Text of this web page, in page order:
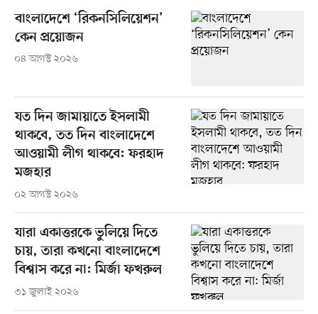
বাংলাদেশে ‘রিকনসিলিয়েশন’
কেন প্রয়োজন
০৪ আগস্ট ২০২৬
যত দিন জামায়াতে ইসলামী
থাকবে, তত দিন বাংলাদেশে
আওয়ামী লীগ থাকবে: ফরহাদ
মজহার
০২ আগস্ট ২০২৬
যারা একাত্তরকে ভুলিয়ে দিতে
চায়, তারা কখনো বাংলাদেশে
বিশ্বাস করে না: মির্জা ফখরুল
৩১ জুলাই ২০২৬